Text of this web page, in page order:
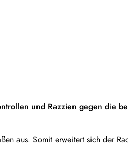
und Razzien gegen die
aus. Somit erweitert sich der